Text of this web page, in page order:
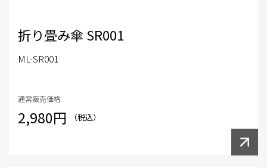
折り畳み傘 SR001
ML-SR001
通常販売価格
2,980円 （税込）